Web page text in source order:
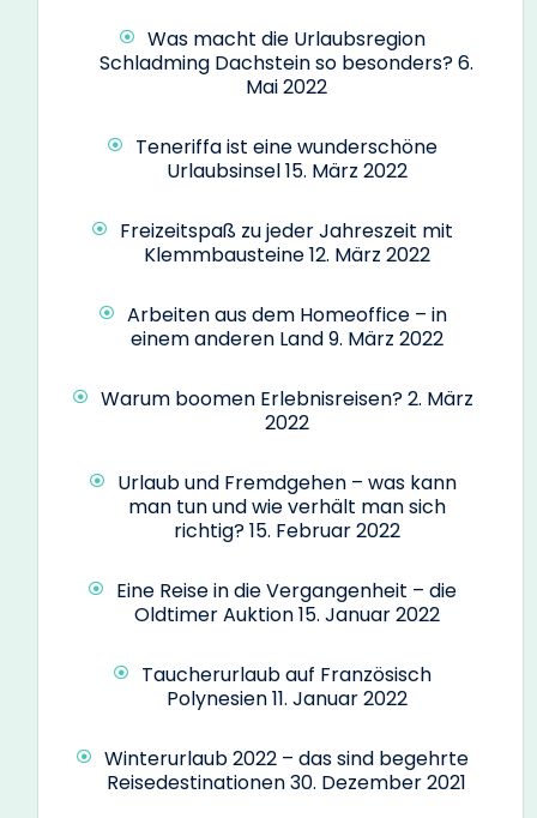
Was macht die Urlaubsregion
Schladming Dachstein so besonders?6.
Mai 2022
Teneriffa ist eine wunderschöne
Urlaubsinsel15. März 2022
Freizeitspaß zu jeder Jahreszeit mit
Klemmbausteine12. März 2022
Arbeiten aus dem Homeoffice – in
einem anderen Land9. März 2022
Warum boomen Erlebnisreisen?2. März
2022
Urlaub und Fremdgehen – was kann
man tun und wie verhält man sich
richtig?15. Februar 2022
Eine Reise in die Vergangenheit – die
Oldtimer Auktion15. Januar 2022
Taucherurlaub auf Französisch
Polynesien11. Januar 2022
Winterurlaub 2022 – das sind begehrte
Reisedestinationen30. Dezember 2021